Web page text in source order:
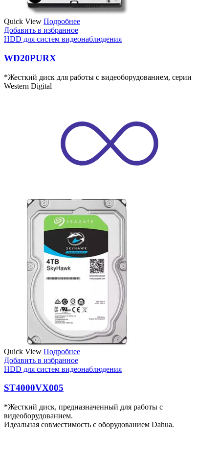
Quick View Подробнее
Добавить в избранное
HDD для систем видеонаблюдения
WD20PURX
*Жесткий диск для работы с видеоборудованием, серии
Western Digital
Quick View Подробнее
Добавить в избранное
HDD для систем видеонаблюдения
ST4000VX005
*Жесткий диск, предназначенный для работы с
видеоборудованием.
Идеальная совместимость с оборудованием Dahua.